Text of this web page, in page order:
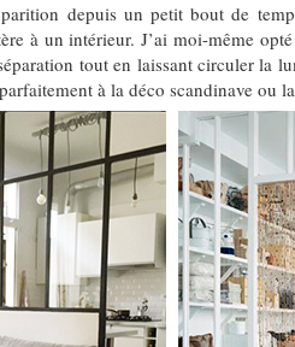
depuis un petit bout de
à un intérieur. J’ai moi-même
tout en laissant circuler la
à la déco scandinave ou